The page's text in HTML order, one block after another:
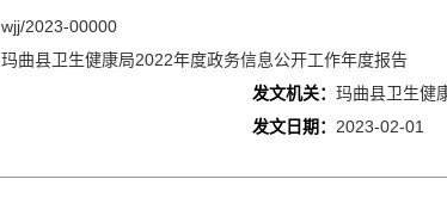
wjj/2023-00000
玛曲县卫生健康局2022年度政务信息公开工作年度报告
发文机关： 玛曲县卫生健
发文日期： 2023-02-01